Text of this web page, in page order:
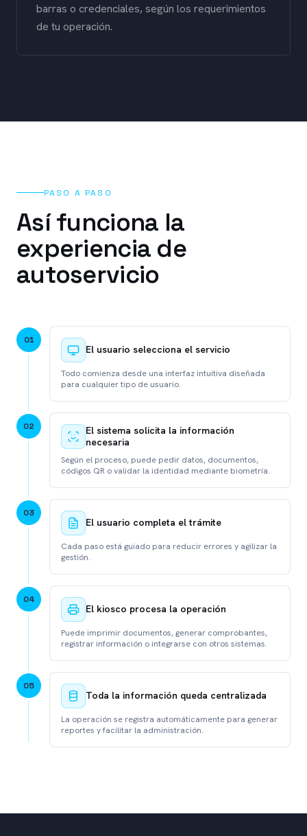
barras o credenciales, según los requerimientos
de tu operación.
PASO A PASO
Así funciona la
experiencia de
autoservicio
01
El usuario selecciona el servicio
Todo comienza desde una interfaz intuitiva diseñada
para cualquier tipo de usuario.
02
El sistema solicita la información
necesaria
Según el proceso, puede pedir datos, documentos,
códigos QR o validar la identidad mediante biometría.
03
El usuario completa el trámite
Cada paso está guiado para reducir errores y agilizar la
gestión.
04
El kiosco procesa la operación
Puede imprimir documentos, generar comprobantes,
registrar información o integrarse con otros sistemas.
05
Toda la información queda centralizada
La operación se registra automáticamente para generar
reportes y facilitar la administración.